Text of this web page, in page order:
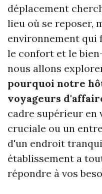
déplacement
lieu où se reposer,
environnement qui
le confort et le
nous allons
pourquoi notre
voyageurs
cadre supérieur en
cruciale ou un
d'un endroit
établissement a
répondre à vos